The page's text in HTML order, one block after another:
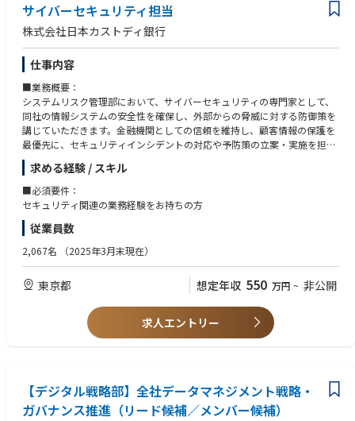
■身につくスキル
(1)資産管理業務における専門性の高い金融知識電話経験が得られます。
(2)膨大で多様な金融取引データを正確・迅速に取り扱うITスキルが身に付
きます。
(3)新規ニーズな法令への対応においては事務フローを1から構築すること
も発生するため、事務企画スキルが身につきます。
サイバーセキュリティ担当
株式会社日本カストディ銀行
仕事内容
■業務概要：
システムリスク管理部において、サイバーセキュリティの専門家として、
同社の情報システムの安全性を確保し、外部からの脅威に対する防御策を
講じていただきます。金融機関としての信頼を維持し、顧客情報の保護を
最優先に、セキュリティインシデントの対応や予防策の立案・実施を担当
していただきます。
■具体的な業務内容：
・セキュリティポリシーの策定・運用
・脆弱性診断およびリスク評価
・社員向けセキュリティ教育・訓練の実施
・セキュリティツールの導入・運用・管理
求める経験 / スキル
■必須要件：
セキュリティ関連の業務経験をお持ちの方
従業員数
2,067名 （2025年3月末現在）
東京都 想定年収 550 万円 ~ 非公開
求人エントリー
【デジタル戦略部】全社データマネジメント戦略・
ガバナンス推進（リード候補／メンバー候補）